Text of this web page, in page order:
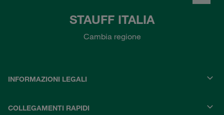
STAUFF ITALIA
Cambia regione
INFORMAZIONI LEGALI
COLLEGAMENTI RAPIDI